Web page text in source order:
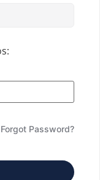
Forgot Password?